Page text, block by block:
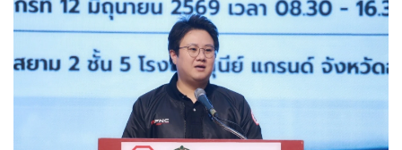
ปัญหาภัยความมั่นคงและภัยทางสังคมของนายไชยชนก ชิดชอบ
รัฐมนตรีว่าการกระทรวงดิจิทัลเพื่อเศรษฐกิจและสังคม (ดีอี) โดย
ยกระดับความสำคัญเรื่องการสร้างความตระหนักรู้เท่าทันภัย
อาชญากรรมทางเทคโนโลยี ข่าวปลอม และข้อมูลบิดเบือน